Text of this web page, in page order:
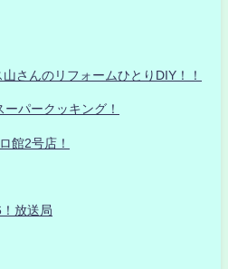
さんのリフォームひとりDIY！！
パークッキング！
館2号店！
放送局